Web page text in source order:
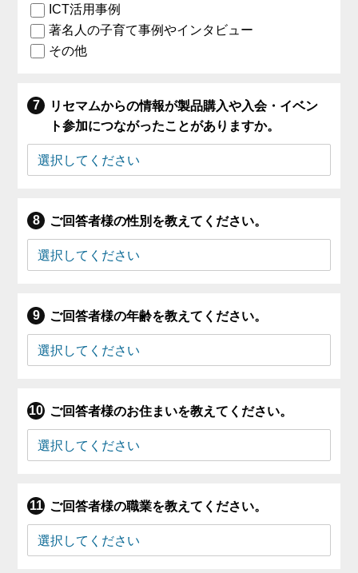
ICT活用事例
著名人の子育て事例やインタビュー
その他
リセマムからの情報が製品購入や入会・イベン
ト参加につながったことがありますか。
ご回答者様の性別を教えてください。
ご回答者様の年齢を教えてください。
ご回答者様のお住まいを教えてください。
ご回答者様の職業を教えてください。